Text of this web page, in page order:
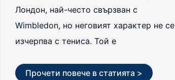
Лондон, най-често свързван с
Wimbledon, но неговият характер не се
изчерпва с тениса. Той е
Прочети повече в статията >